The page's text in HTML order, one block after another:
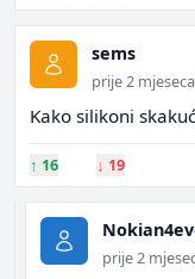
sems
prije 2 mjeseca
Kako silikoni
↑ 16 ↓ 19
prije 2